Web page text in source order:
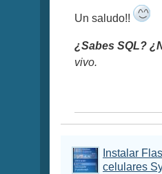
Un saludo!!
¿Sabes SQL?
vivo.
Instalar
celulares